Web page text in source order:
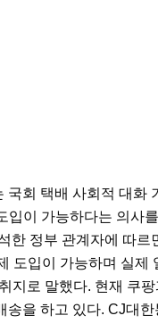
국회 택배 사회적 대화
입이 가능하다는 의사
한 정부 관계자에 따르
도입이 가능하며 실제
지로 말했다. 현재 쿠
송을 하고 있다. CJ대한